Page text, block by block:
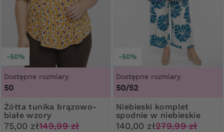
-50%
Dostępne rozmiary
50
Żółta tunika brązowo-
białe wzory
75,00 zł149,99 zł
-50%
Dostępne rozmiary
50/52
Niebieski komplet
spodnie w niebieskie
kwiaty
140,00 zł279,99 zł